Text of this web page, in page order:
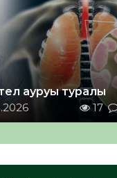
ауруы туралы
17